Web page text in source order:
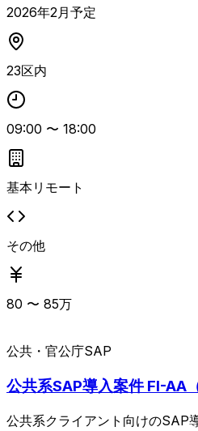
計から参画可能な方を想定して
発者の組み合わせで体制を構築
前提とし、担当モジュールを熟
2026年2月予定
23区内
09:00 〜 18:00
基本リモート
その他
80 〜 85万
公共・官公庁SAP
公共系SAP導入案件 FI-AA
公共系クライアント向けのSAP